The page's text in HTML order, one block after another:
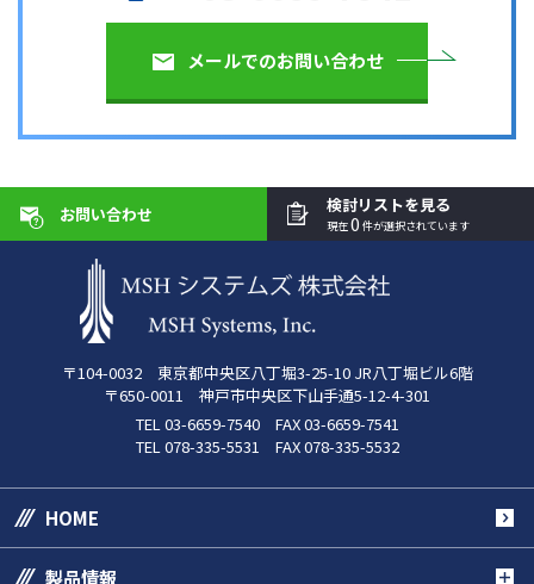
メールでのお問い合わせ
お問い合わせ 検討リストを見る
現在0 件が選択されています
〒104-0032 東京都中央区八丁堀3-25-10 JR八丁堀ビル6階
〒650-0011 神戸市中央区下山手通5-12-4-301
TEL 03-6659-7540 FAX 03-6659-7541
TEL 078-335-5531 FAX 078-335-5532
HOME
製品情報